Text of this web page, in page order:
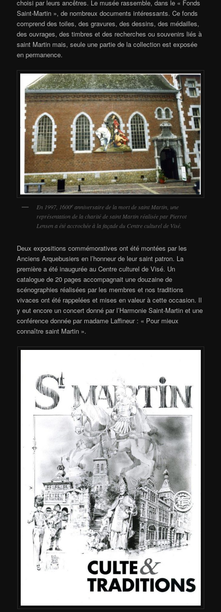
choisi par leurs ancêtres. Le musée rassemble, dans le « Fonds
Saint-Martin », de nombreux documents intéressants. Ce fonds
comprend des toiles, des gravures, des dessins, des médailles,
des ouvrages, des timbres et des recherches ou souvenirs liés à
saint Martin mais, seule une partie de la collection est exposée
en permanence.
En 1997, 1600e anniversaire de la mort de saint Martin, une
représentation de la charité de saint Martin réalisée par Pierrot
Lensen a été accrochée à la façade du Centre culturel de Visé.
Deux expositions commémoratives ont été montées par les
Anciens Arquebusiers en l’honneur de leur saint patron. La
première a été inaugurée au Centre culturel de Visé. Un
catalogue de 20 pages accompagnait une douzaine de
scénographies réalisées par les membres et nos traditions
vivaces ont été rappelées et mises en valeur à cette occasion. Il
y eut encore un concert donné par l’Harmonie Saint-Martin et une
conférence donnée par madame Laffineur : « Pour mieux
connaître saint Martin ».